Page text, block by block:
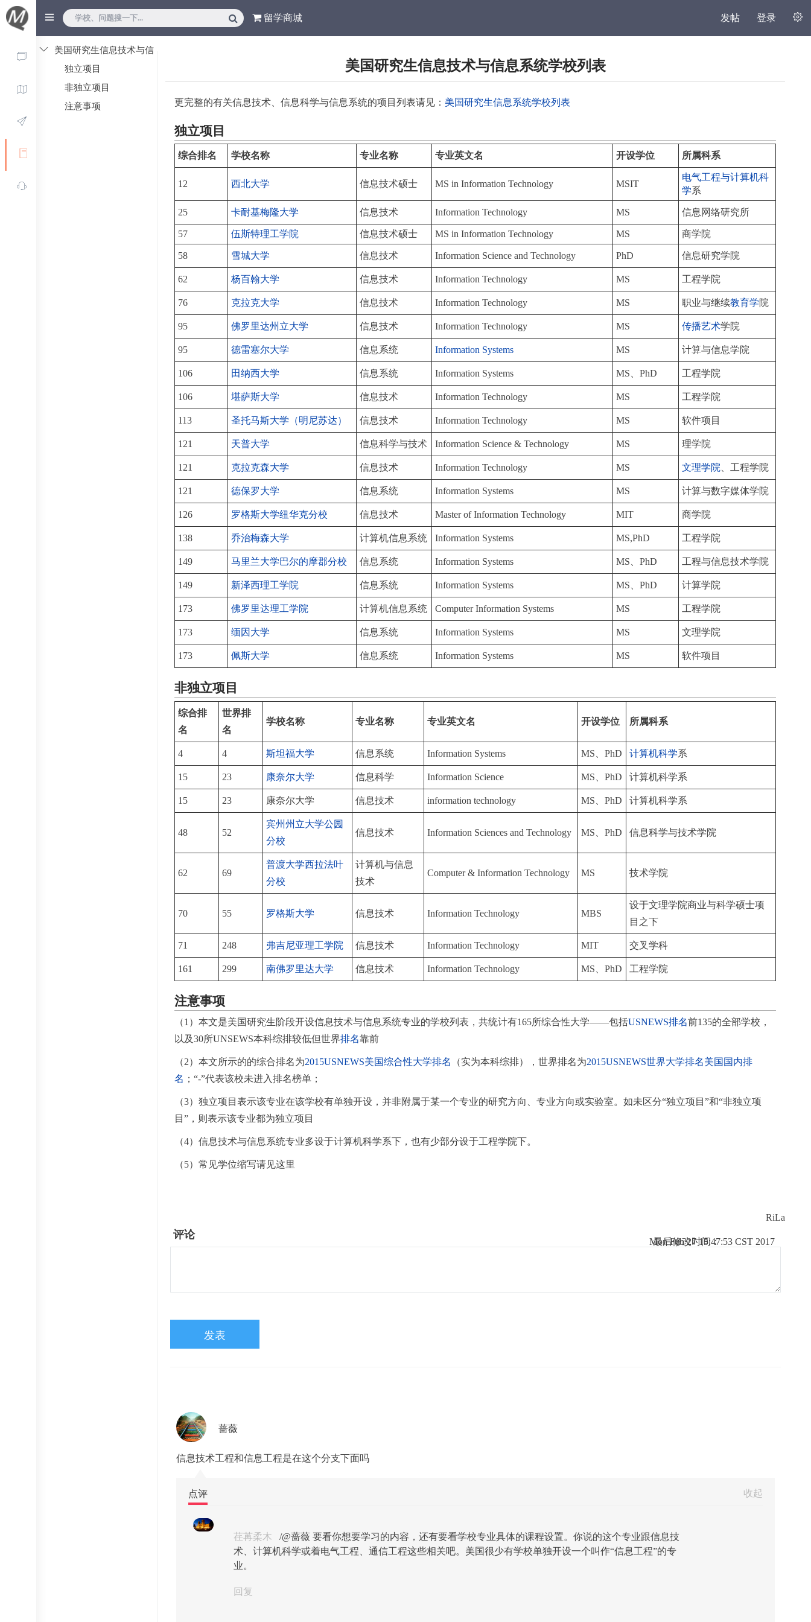
留学商城 发帖 登录
美国研究生信息技术与信
息系统学校列表
独立项目
非独立项目
注意事项
美国研究生信息技术与信息系统学校列表
更完整的有关信息技术、信息科学与信息系统的项目列表请见： 美国研究生信息系统学校列表
独立项目
综合排名 学校名称 专业名称 专业英文名 开设学位 所属科系
12 西北大学 信息技术硕士 MS in Information Technology MSIT
电气工程与计算机科
学系
25 卡耐基梅隆大学 信息技术 Information Technology MS 信息网络研究所
57 伍斯特理工学院 信息技术硕士 MS in Information Technology MS 商学院
58 雪城大学 信息技术 Information Science and Technology PhD 信息研究学院
62 杨百翰大学 信息技术 Information Technology MS 工程学院
76 克拉克大学 信息技术 Information Technology MS 职业与继续教育学院
95 佛罗里达州立大学 信息技术 Information Technology MS 传播艺术学院
95 德雷塞尔大学 信息系统 Information Systems MS 计算与信息学院
106 田纳西大学 信息系统 Information Systems MS、PhD 工程学院
106 堪萨斯大学 信息技术 Information Technology MS 工程学院
113 圣托马斯大学（明尼苏达） 信息技术 Information Technology MS 软件项目
121 天普大学 信息科学与技术 Information Science & Technology MS 理学院
121 克拉克森大学 信息技术 Information Technology MS 文理学院 、工程学院
121 德保罗大学 信息系统 Information Systems MS 计算与数字媒体学院
126 罗格斯大学纽华克分校 信息技术 Master of Information Technology MIT 商学院
138 乔治梅森大学 计算机信息系统 Information Systems MS,PhD 工程学院
149 马里兰大学巴尔的摩郡分校 信息系统 Information Systems MS、PhD 工程与信息技术学院
149 新泽西理工学院 信息系统 Information Systems MS、PhD 计算学院
173 佛罗里达理工学院 计算机信息系统 Computer Information Systems MS 工程学院
173 缅因大学 信息系统 Information Systems MS 文理学院
173 佩斯大学 信息系统 Information Systems MS 软件项目
非独立项目
综合排
名
世界排
名
学校名称 专业名称 专业英文名 开设学位 所属科系
4 4 斯坦福大学 信息系统 Information Systems MS、PhD 计算机科学系
15 23 康奈尔大学 信息科学 Information Science MS、PhD 计算机科学系
15 23 康奈尔大学 信息技术 information technology MS、PhD 计算机科学系
48 52
宾州州立大学公园
分校
信息技术 Information Sciences and Technology MS、PhD 信息科学与技术学院
62 69
普渡大学西拉法叶
分校
计算机与信息
技术
Computer & Information Technology MS 技术学院
70 55 罗格斯大学 信息技术 Information Technology MBS
设于文理学院商业与科学硕士项
目之下
71 248 弗吉尼亚理工学院 信息技术 Information Technology MIT 交叉学科
161 299 南佛罗里达大学 信息技术 Information Technology MS、PhD 工程学院
注意事项
（1）本文是美国研究生阶段开设信息技术与信息系统专业的学校列表，共统计有165所综合性大学——包括USNEWS排名前135的全部学校，
以及30所UNSEWS本科综排较低但世界排名靠前
（2）本文所示的的综合排名为2015USNEWS美国综合性大学排名 （实为本科综排），世界排名为2015USNEWS世界大学排名美国国内排
名 ；“-”代表该校未进入排名榜单；
（3）独立项目表示该专业在该学校有单独开设，并非附属于某一个专业的研究方向、专业方向或实验室。如未区分“独立项目”和“非独立项
目”，则表示该专业都为独立项目
（4）信息技术与信息系统专业多设于计算机科学系下，也有少部分设于工程学院下。
（5）常见学位缩写请见这里
RiLa
Mon Feb 27 15:47:53 CST 2017
最后修改时间：
评论
发表
蔷薇
信息技术工程和信息工程是在这个分支下面吗
点评 收起
荏苒柔木 /@蔷薇 要看你想要学习的内容，还有要看学校专业具体的课程设置。你说的这个专业跟信息技
术、计算机科学或着电气工程、通信工程这些相关吧。美国很少有学校单独开设一个叫作“信息工程”的专
业。
回复